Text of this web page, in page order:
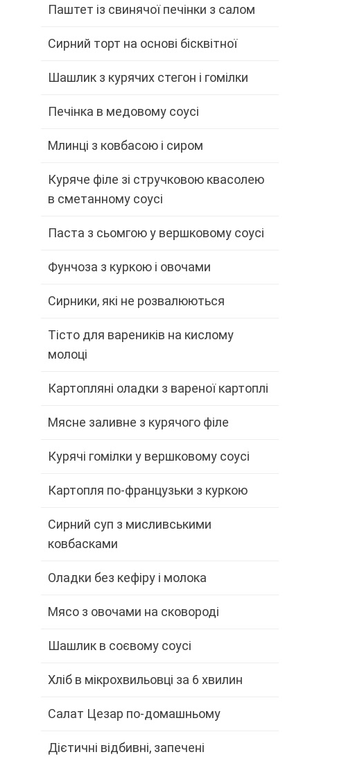
Паштет із свинячої печінки з салом
Сирний торт на основі бісквітної
Шашлик з курячих стегон і гомілки
Печінка в медовому соусі
Млинці з ковбасою і сиром
Куряче філе зі стручковою квасолею
в сметанному соусі
Паста з сьомгою у вершковому соусі
Фунчоза з куркою і овочами
Сирники, які не розвалюються
Тісто для вареників на кислому
молоці
Картопляні оладки з вареної картоплі
Мясне заливне з курячого філе
Курячі гомілки у вершковому соусі
Картопля по-французьки з куркою
Сирний суп з мисливськими
ковбасками
Оладки без кефіру і молока
Мясо з овочами на сковороді
Шашлик в соєвому соусі
Хліб в мікрохвильовці за 6 хвилин
Салат Цезар по-домашньому
Дієтичні відбивні, запечені